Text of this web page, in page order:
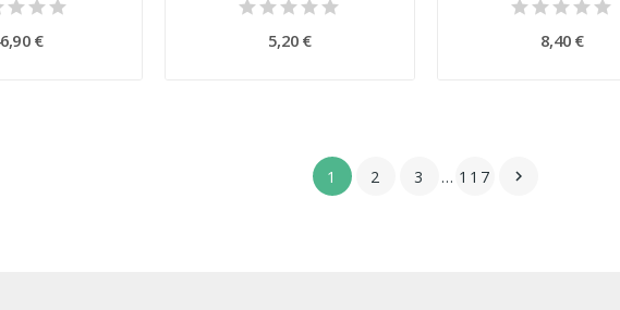
€ 5,20 € 8,40 €
1 2 3 … 117 